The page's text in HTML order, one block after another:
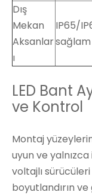
Dış
Mekan
Aksanlar
ı
IP65/
LED Bant
ve Kontrol
Montaj
uyun ve
voltajlı
boyutlandırın ve